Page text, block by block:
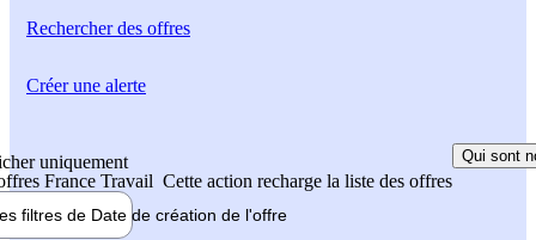
Rechercherdes offres
uniquement
France Travail Cette action recharge la liste des offres
Qui sont
filtres de Date de création de l'offre
Créer une alerte